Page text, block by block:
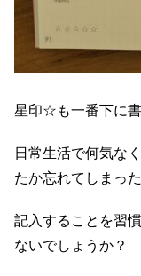
星印☆も一番下に書
日常生活で何気な
たか忘れてしまっ
記入することを習
ないでしょうか？